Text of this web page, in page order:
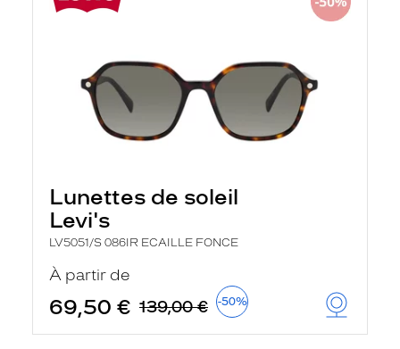
Lunettes de soleil
Levi's
LV5051/S 086IR ECAILLE FONCE
À partir de
69,50 € 139,00 € -50%